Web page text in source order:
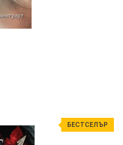
БЕСТСЕЛЪР